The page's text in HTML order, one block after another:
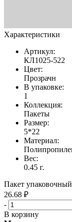
Характеристики
Артикул:
КЛ1025-522
Цвет:
Прозрачн
В упаковке:
1
Коллекция:
Пакеты
Размер:
5*22
Материал:
Вес:
0.45 г.
Пакет
26.68 ₽
-
В корзину